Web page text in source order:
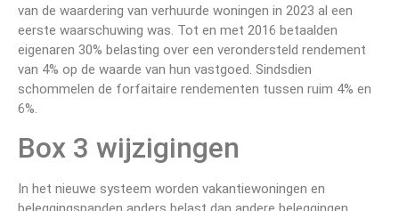
van de waardering van verhuurde woningen in 2023 al een
eerste waarschuwing was. Tot en met 2016 betaalden
eigenaren 30% belasting over een verondersteld rendement
van 4% op de waarde van hun vastgoed. Sindsdien
schommelen de forfaitaire rendementen tussen ruim 4% en
6%.
Box 3 wijzigingen
In het nieuwe systeem worden vakantiewoningen en